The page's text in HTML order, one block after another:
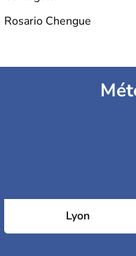
Rosario Chengue
Lyon